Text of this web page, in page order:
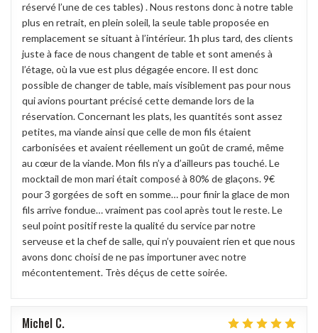
réservé l’une de ces tables) . Nous restons donc à notre table
plus en retrait, en plein soleil, la seule table proposée en
remplacement se situant à l’intérieur. 1h plus tard, des clients
juste à face de nous changent de table et sont amenés à
l’étage, où la vue est plus dégagée encore. Il est donc
possible de changer de table, mais visiblement pas pour nous
qui avions pourtant précisé cette demande lors de la
réservation. Concernant les plats, les quantités sont assez
petites, ma viande ainsi que celle de mon fils étaient
carbonisées et avaient réellement un goût de cramé, même
au cœur de la viande. Mon fils n’y a d’ailleurs pas touché. Le
mocktail de mon mari était composé à 80% de glaçons. 9€
pour 3 gorgées de soft en somme… pour finir la glace de mon
fils arrive fondue… vraiment pas cool après tout le reste. Le
seul point positif reste la qualité du service par notre
serveuse et la chef de salle, qui n’y pouvaient rien et que nous
avons donc choisi de ne pas importuner avec notre
mécontentement. Très déçus de cette soirée.
Michel C